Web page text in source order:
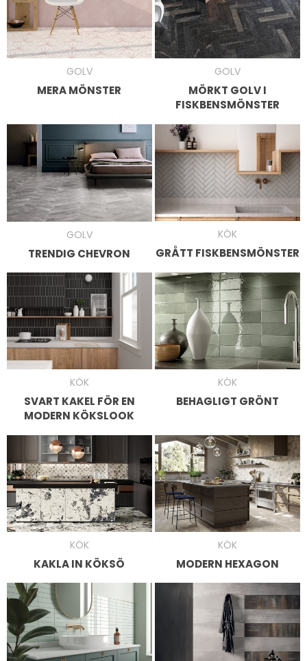
GOLV
MERA MÖNSTER
GOLV
MÖRKT GOLV I
FISKBENSMÖNSTER
GOLV
TRENDIG CHEVRON
KÖK
GRÅTT FISKBENSMÖNSTER
KÖK
SVART KAKEL FÖR EN
MODERN KÖKSLOOK
KÖK
BEHAGLIGT GRÖNT
KÖK
KAKLA IN KÖKSÖ
KÖK
MODERN HEXAGON